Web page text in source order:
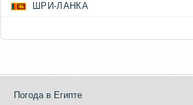
ШРИ-ЛАНКА
Погода в Египте